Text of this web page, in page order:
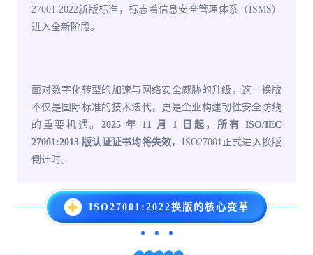
27001:2022新版标准，标志着信息安全管理体系（ISMS）
进入全新阶段。
面对数字化转型的加速与网络安全威胁的升级，这一换版
不仅是国际标准的技术迭代，更是企业构建韧性安全防线
的重要机遇。2025 年 11 月 1 日起，所有 ISO/IEC
27001:2013 版认证证书均将失效，ISO27001正式进入换版
倒计时。
ISO27001:2022换版的核心变革